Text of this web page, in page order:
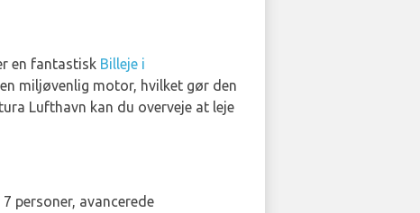
en fantastisk Billeje i
miljøvenlig motor, hvilket gør den
Lufthavn kan du overveje at leje
personer, avancerede